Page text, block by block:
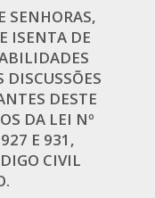
SENHORAS,
ISENTA DE
DISCUSSÕES
DESTE
DA LEI Nº
E 931,
CIVIL